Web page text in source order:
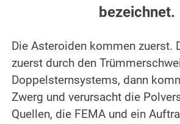
bezeichnet.
Die Asteroiden kommen zuerst.
zuerst durch den
Doppelsternsystems, dann
Zwerg und verursacht die
Quellen, die FEMA und ein